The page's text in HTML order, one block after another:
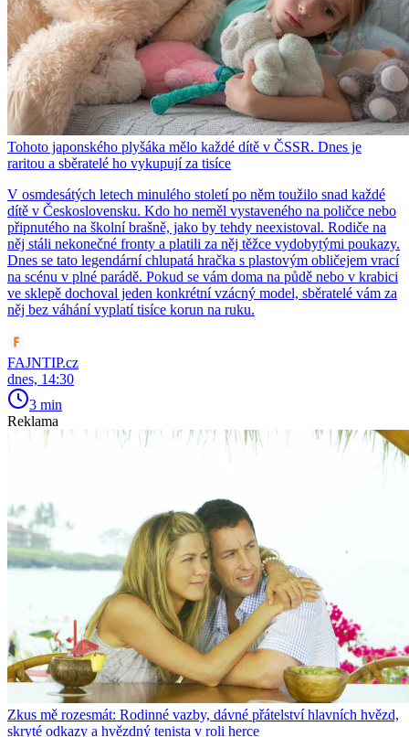
Tohoto japonského plyšáka mělo každé dítě v ČSSR. Dnes je
raritou a sběratelé ho vykupují za tisíce
V osmdesátých letech minulého století po něm toužilo snad každé
dítě v Československu. Kdo ho neměl vystaveného na poličce nebo
připnutého na školní brašně, jako by tehdy neexistoval. Rodiče na
něj stáli nekonečné fronty a platili za něj těžce vydobytými poukazy.
Dnes se tato legendární chlupatá hračka s plastovým obličejem vrací
na scénu v plné parádě. Pokud se vám doma na půdě nebo v krabici
ve sklepě dochoval jeden konkrétní vzácný model, sběratelé vám za
něj bez váhání vyplatí tisíce korun na ruku.
FAJNTIP.cz
dnes, 14:30
3 min
Reklama
Zkus mě rozesmát: Rodinné vazby, dávné přátelství hlavních hvězd,
skryté odkazy a hvězdný tenista v roli herce